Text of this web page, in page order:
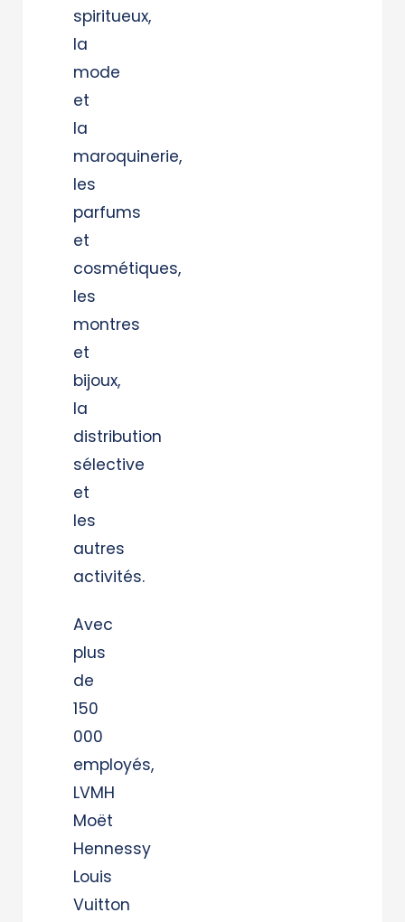
spiritueux,
la
mode
et
la
maroquinerie,
les
parfums
et
cosmétiques,
les
montres
et
bijoux,
la
distribution
sélective
et
les
autres
activités.
Avec
plus
de
150
000
employés,
LVMH
Moët
Hennessy
Louis
Vuitton